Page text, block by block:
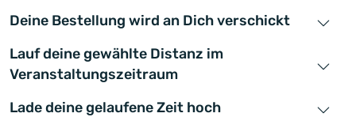
Deine Bestellung wird an Dich verschickt
Lauf deine gewählte Distanz im
Veranstaltungszeitraum
Lade deine gelaufene Zeit hoch